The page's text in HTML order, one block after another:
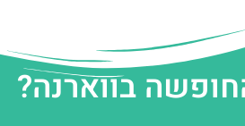
בווארנה?